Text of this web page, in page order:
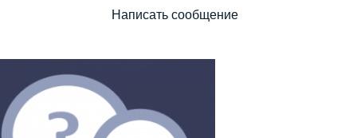
Написать сообщение